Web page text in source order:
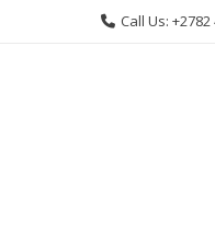
Call Us: +2782